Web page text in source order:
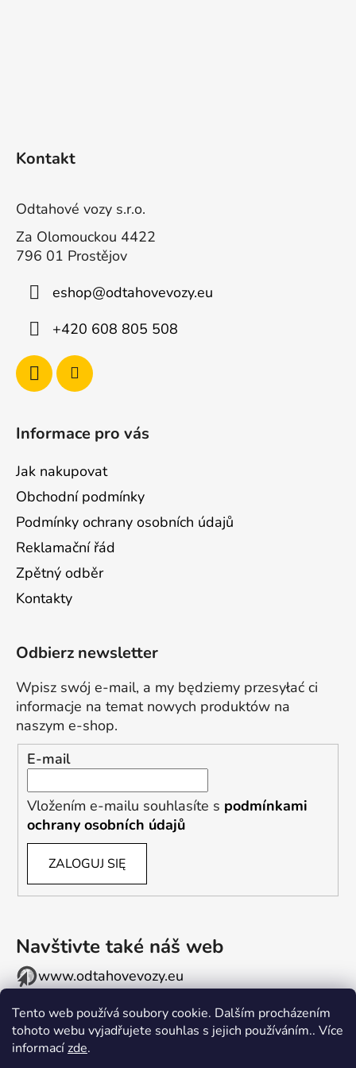
Tento web používá soubory cookie. Dalším procházením
tohoto webu vyjadřujete souhlas s jejich používáním.. Více
informacízde.
Kontakt
Odtahové vozy s.r.o.
Za Olomouckou 4422
796 01 Prostějov
eshop@odtahovevozy.eu
+420 608 805 508
Informace pro vás
Jak nakupovat
Obchodní podmínky
Podmínky ochrany osobních údajů
Reklamační řád
Zpětný odběr
Kontakty
Odbierz newsletter
Wpisz swój e-mail, a my będziemy przesyłać ci
informacje na temat nowych produktów na
naszym e-shop.
E-mail
Vložením e-mailu souhlasíte s podmínkami
ochrany osobních údajů
ZALOGUJ SIĘ
Navštivte také náš web
www.odtahovevozy.eu